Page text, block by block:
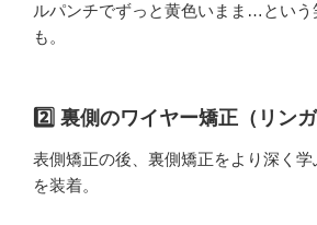
ルパンチでずっと黄色いまま…という
も。
2️⃣ 裏側のワイヤー矯正（リンガ
表側矯正の後、裏側矯正をより深く
を装着。